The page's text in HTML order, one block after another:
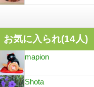
お気に入られ(14人)
mapion
Shota